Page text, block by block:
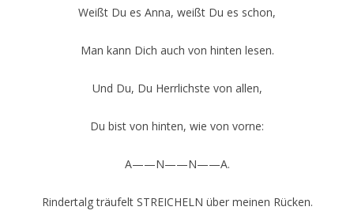
Weißt Du es Anna, weißt Du es schon,
Man kann Dich auch von hinten lesen.
Und Du, Du Herrlichste von allen,
Du bist von hinten, wie von vorne:
A——N——N——A.
Rindertalg träufelt STREICHELN über meinen Rücken.